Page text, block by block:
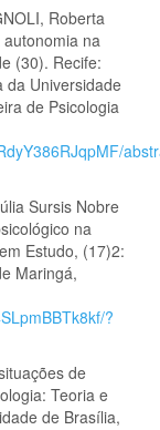
Roberta
na
(30). Recife:
da Universidade
de Psicologia
Sursis Nobre
na
Estudo, (17)2:
Maringá,
?
de
Teoria e
de Brasília,